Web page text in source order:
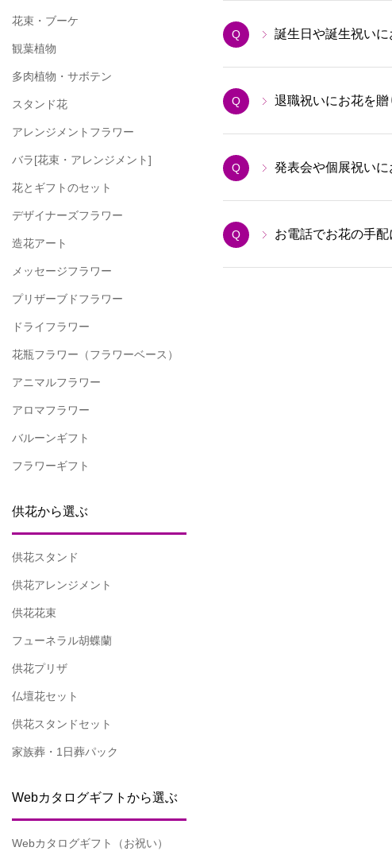
Q 誕生日や誕生祝い
Q 退職祝いにお花を
Q 発表会や個展祝い
Q お電話でお花の手配
花束・ブーケ
観葉植物
多肉植物・サボテン
スタンド花
アレンジメントフラワー
バラ[花束・アレンジメント]
花とギフトのセット
デザイナーズフラワー
造花アート
メッセージフラワー
プリザーブドフラワー
ドライフラワー
花瓶フラワー （フラワーベース）
アニマルフラワー
アロマフラワー
バルーンギフト
フラワーギフト
供花から選ぶ
供花スタンド
供花アレンジメント
供花花束
フューネラル胡蝶蘭
供花プリザ
仏壇花セット
供花スタンドセット
家族葬・1日葬パック
Webカタログギフトから選ぶ
Webカタログギフト（お祝い）